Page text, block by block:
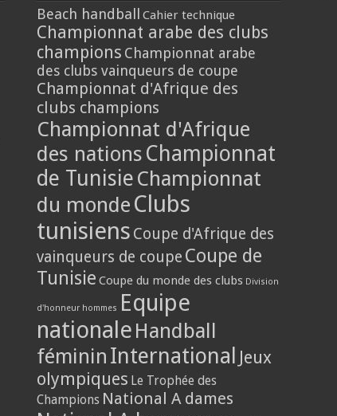
Beach handball Cahier technique
Championnat arabe des clubs
champions Championnat arabe
des clubs vainqueurs de coupe
Championnat d'Afrique des
clubs champions
Championnat d'Afrique
des nations Championnat
de Tunisie Championnat
du monde Clubs
tunisiens Coupe d'Afrique des
vainqueurs de coupe Coupe de
Tunisie Coupe du monde des clubs Division
d'honneur hommes Equipe
nationale Handball
féminin International Jeux
olympiques Le Trophée des
Champions National A dames